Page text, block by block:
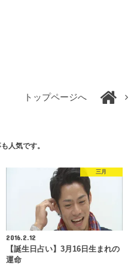
トップページへ
人気です。
三月
2016.2.12
【誕生日占い】3月16日生まれの
運命